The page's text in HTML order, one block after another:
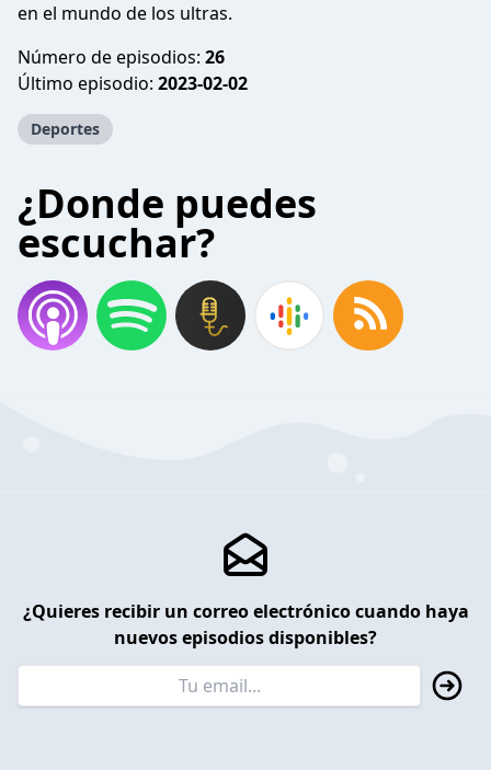
en el mundo de los ultras.
Número de episodios: 26
Último episodio: 2023-02-02
Deportes
¿Donde puedes
escuchar?
¿Quieres recibir un correo electrónico cuando haya
nuevos episodios disponibles?